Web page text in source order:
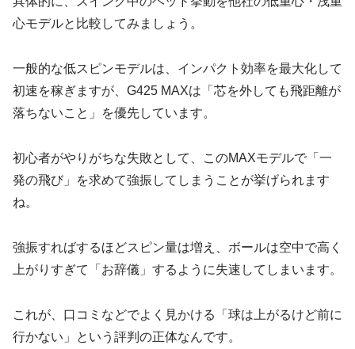
心モデルと比較してみましょう。
一般的な低スピンモデルは、インパクト効率を最大化して
初速を稼ぎますが、G425 MAXは「芯を外しても飛距離が
落ちないこと」を優先しています。
初心者がやりがちな失敗として、このMAXモデルで「一
発の飛び」を求めて強振してしまうことが挙げられます
ね。
強振すればするほどスピン量は増え、ボールは空中で高く
上がりすぎて「お辞儀」するように失速してしまいます。
これが、口コミなどでよく見かける「球は上がるけど前に
行かない」という評判の正体なんです。